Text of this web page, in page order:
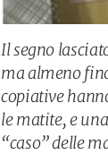
Il segno
ma almeno
copiative
le matite, e
“caso” delle